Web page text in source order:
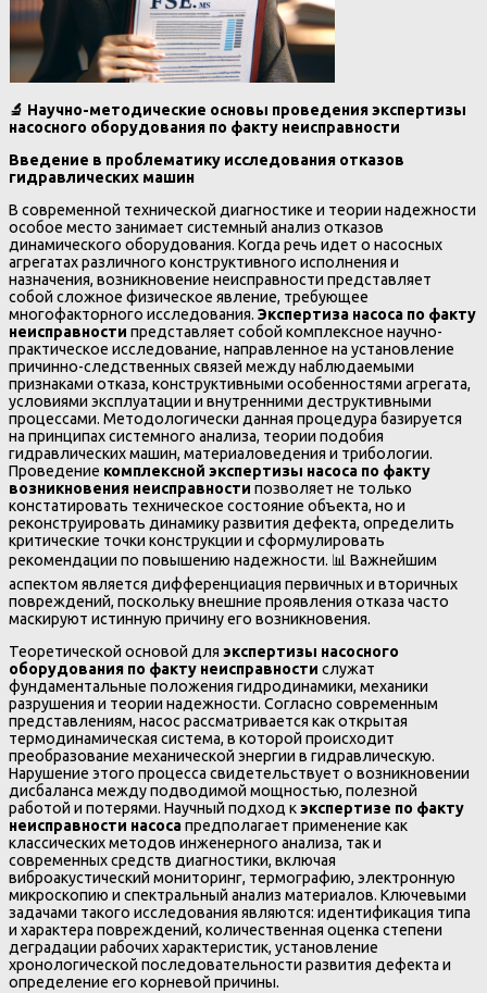
🔬 Научно-методические основы проведения экспертизы
насосного оборудования по факту неисправности
Введение в проблематику исследования отказов
гидравлических машин
В современной технической диагностике и теории надежности
особое место занимает системный анализ отказов
динамического оборудования. Когда речь идет о насосных
агрегатах различного конструктивного исполнения и
назначения, возникновение неисправности представляет
собой сложное физическое явление, требующее
многофакторного исследования. Экспертиза насоса по факту
неисправности представляет собой комплексное научно-
практическое исследование, направленное на установление
причинно-следственных связей между наблюдаемыми
признаками отказа, конструктивными особенностями агрегата,
условиями эксплуатации и внутренними деструктивными
процессами. Методологически данная процедура базируется
на принципах системного анализа, теории подобия
гидравлических машин, материаловедения и трибологии.
Проведение комплексной экспертизы насоса по факту
возникновения неисправности позволяет не только
констатировать техническое состояние объекта, но и
реконструировать динамику развития дефекта, определить
критические точки конструкции и сформулировать
рекомендации по повышению надежности. 📊 Важнейшим
аспектом является дифференциация первичных и вторичных
повреждений, поскольку внешние проявления отказа часто
маскируют истинную причину его возникновения.
Теоретической основой для экспертизы насосного
оборудования по факту неисправности служат
фундаментальные положения гидродинамики, механики
разрушения и теории надежности. Согласно современным
представлениям, насос рассматривается как открытая
термодинамическая система, в которой происходит
преобразование механической энергии в гидравлическую.
Нарушение этого процесса свидетельствует о возникновении
дисбаланса между подводимой мощностью, полезной
работой и потерями. Научный подход кэкспертизе по факту
неисправности насосапредполагает применение как
классических методов инженерного анализа, так и
современных средств диагностики, включая
виброакустический мониторинг, термографию, электронную
микроскопию и спектральный анализ материалов. Ключевыми
задачами такого исследования являются: идентификация типа
и характера повреждений, количественная оценка степени
деградации рабочих характеристик, установление
хронологической последовательности развития дефекта и
определение его корневой причины.